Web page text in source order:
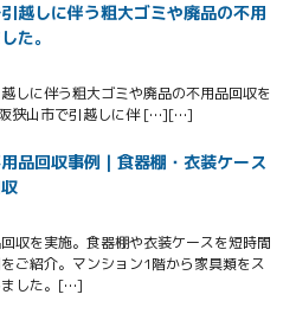
越しに伴う粗大ゴミや廃品の不用
た。
しに伴う粗大ゴミや廃品の不用品回収を
狭山市で引越しに伴 […][…]
品回収事例｜食器棚・衣装ケース
収を実施。食器棚や衣装ケースを短時間
ご紹介。マンション1階から家具類をス
ました。[…]